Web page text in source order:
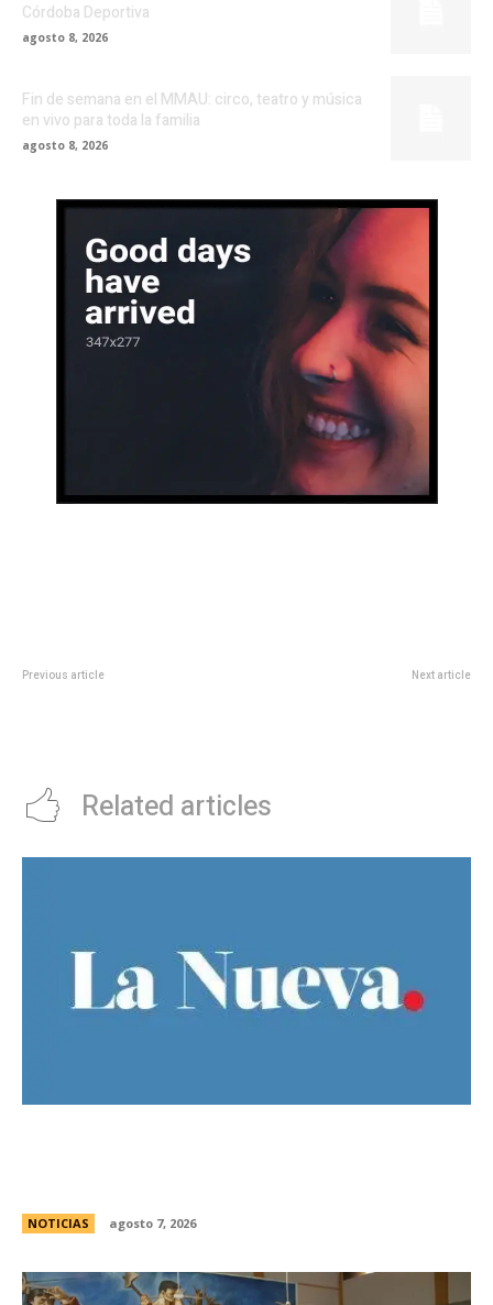
Córdoba Deportiva
agosto 8, 2026
Fin de semana en el MMAU: circo, teatro y música
en vivo para toda la familia
agosto 8, 2026
Previous article Next article
Related articles
NOTICIAS agosto 7, 2026